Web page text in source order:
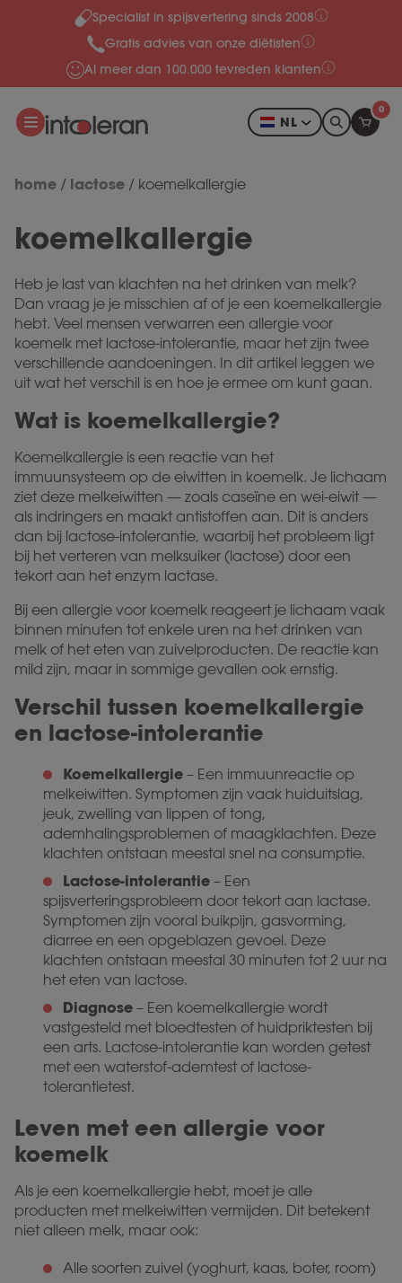
Meteen naar de content
Specialist in spijsvertering sinds 2008
Gratis advies van onze diëtisten
Al meer dan 100.000 tevreden klanten
NL
0
home / lactose / koemelkallergie
koemelkallergie
Heb je last van klachten na het drinken van melk?
Dan vraag je je misschien af of je een koemelkallergie
hebt. Veel mensen verwarren een allergie voor
koemelk met lactose-intolerantie, maar het zijn twee
verschillende aandoeningen. In dit artikel leggen we
uit wat het verschil is en hoe je ermee om kunt gaan.
Wat is koemelkallergie?
Koemelkallergie is een reactie van het
immuunsysteem op de eiwitten in koemelk. Je lichaam
ziet deze melkeiwitten — zoals caseïne en wei-eiwit —
als indringers en maakt antistoffen aan. Dit is anders
dan bij lactose-intolerantie, waarbij het probleem ligt
bij het verteren van melksuiker (lactose) door een
tekort aan het enzym lactase.
Bij een allergie voor koemelk reageert je lichaam vaak
binnen minuten tot enkele uren na het drinken van
melk of het eten van zuivelproducten. De reactie kan
mild zijn, maar in sommige gevallen ook ernstig.
Verschil tussen koemelkallergie
en lactose-intolerantie
Koemelkallergie – Een immuunreactie op
melkeiwitten. Symptomen zijn vaak huiduitslag,
jeuk, zwelling van lippen of tong,
ademhalingsproblemen of maagklachten. Deze
klachten ontstaan meestal snel na consumptie.
Lactose-intolerantie – Een
spijsverteringsprobleem door tekort aan lactase.
Symptomen zijn vooral buikpijn, gasvorming,
diarree en een opgeblazen gevoel. Deze
klachten ontstaan meestal 30 minuten tot 2 uur na
het eten van lactose.
Diagnose – Een koemelkallergie wordt
vastgesteld met bloedtesten of huidpriktesten bij
een arts. Lactose-intolerantie kan worden getest
met een waterstof-ademtest of lactose-
tolerantietest.
Leven met een allergie voor
koemelk
Als je een koemelkallergie hebt, moet je alle
producten met melkeiwitten vermijden. Dit betekent
niet alleen melk, maar ook:
Alle soorten zuivel (yoghurt, kaas, boter, room)